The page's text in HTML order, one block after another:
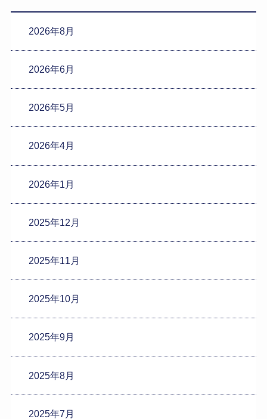
2026年8月
2026年6月
2026年5月
2026年4月
2026年1月
2025年12月
2025年11月
2025年10月
2025年9月
2025年8月
2025年7月